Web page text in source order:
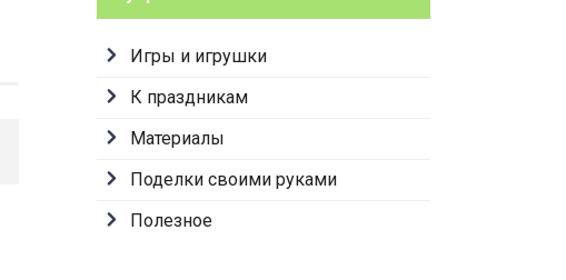
Игры и игрушки
К праздникам
Материалы
Поделки своими руками
Полезное